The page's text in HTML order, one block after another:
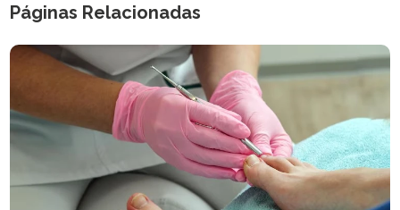
Páginas Relacionadas